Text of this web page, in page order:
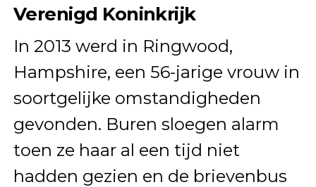
Verenigd Koninkrijk
In 2013 werd in Ringwood,
Hampshire, een 56-jarige vrouw in
soortgelijke omstandigheden
gevonden. Buren sloegen alarm
toen ze haar al een tijd niet
hadden gezien en de brievenbus